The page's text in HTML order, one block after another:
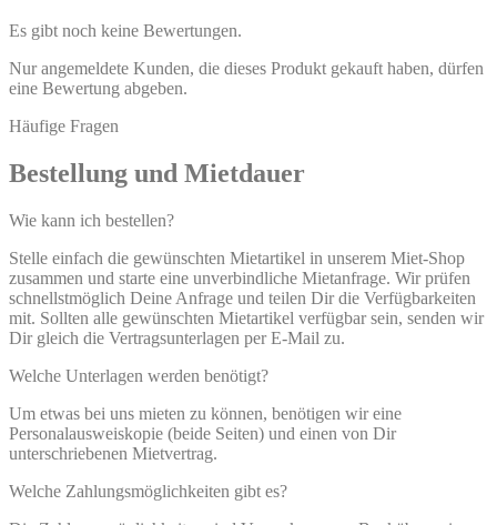
Es gibt noch keine Bewertungen.
Nur angemeldete Kunden, die dieses Produkt gekauft haben, dürfen
eine Bewertung abgeben.
Häufige Fragen
Bestellung und Mietdauer
Wie kann ich bestellen?
Stelle einfach die gewünschten Mietartikel in unserem Miet-Shop
zusammen und starte eine unverbindliche Mietanfrage. Wir prüfen
schnellstmöglich Deine Anfrage und teilen Dir die Verfügbarkeiten
mit. Sollten alle gewünschten Mietartikel verfügbar sein, senden wir
Dir gleich die Vertragsunterlagen per E-Mail zu.
Welche Unterlagen werden benötigt?
Um etwas bei uns mieten zu können, benötigen wir eine
Personalausweiskopie (beide Seiten) und einen von Dir
unterschriebenen Mietvertrag.
Welche Zahlungsmöglichkeiten gibt es?